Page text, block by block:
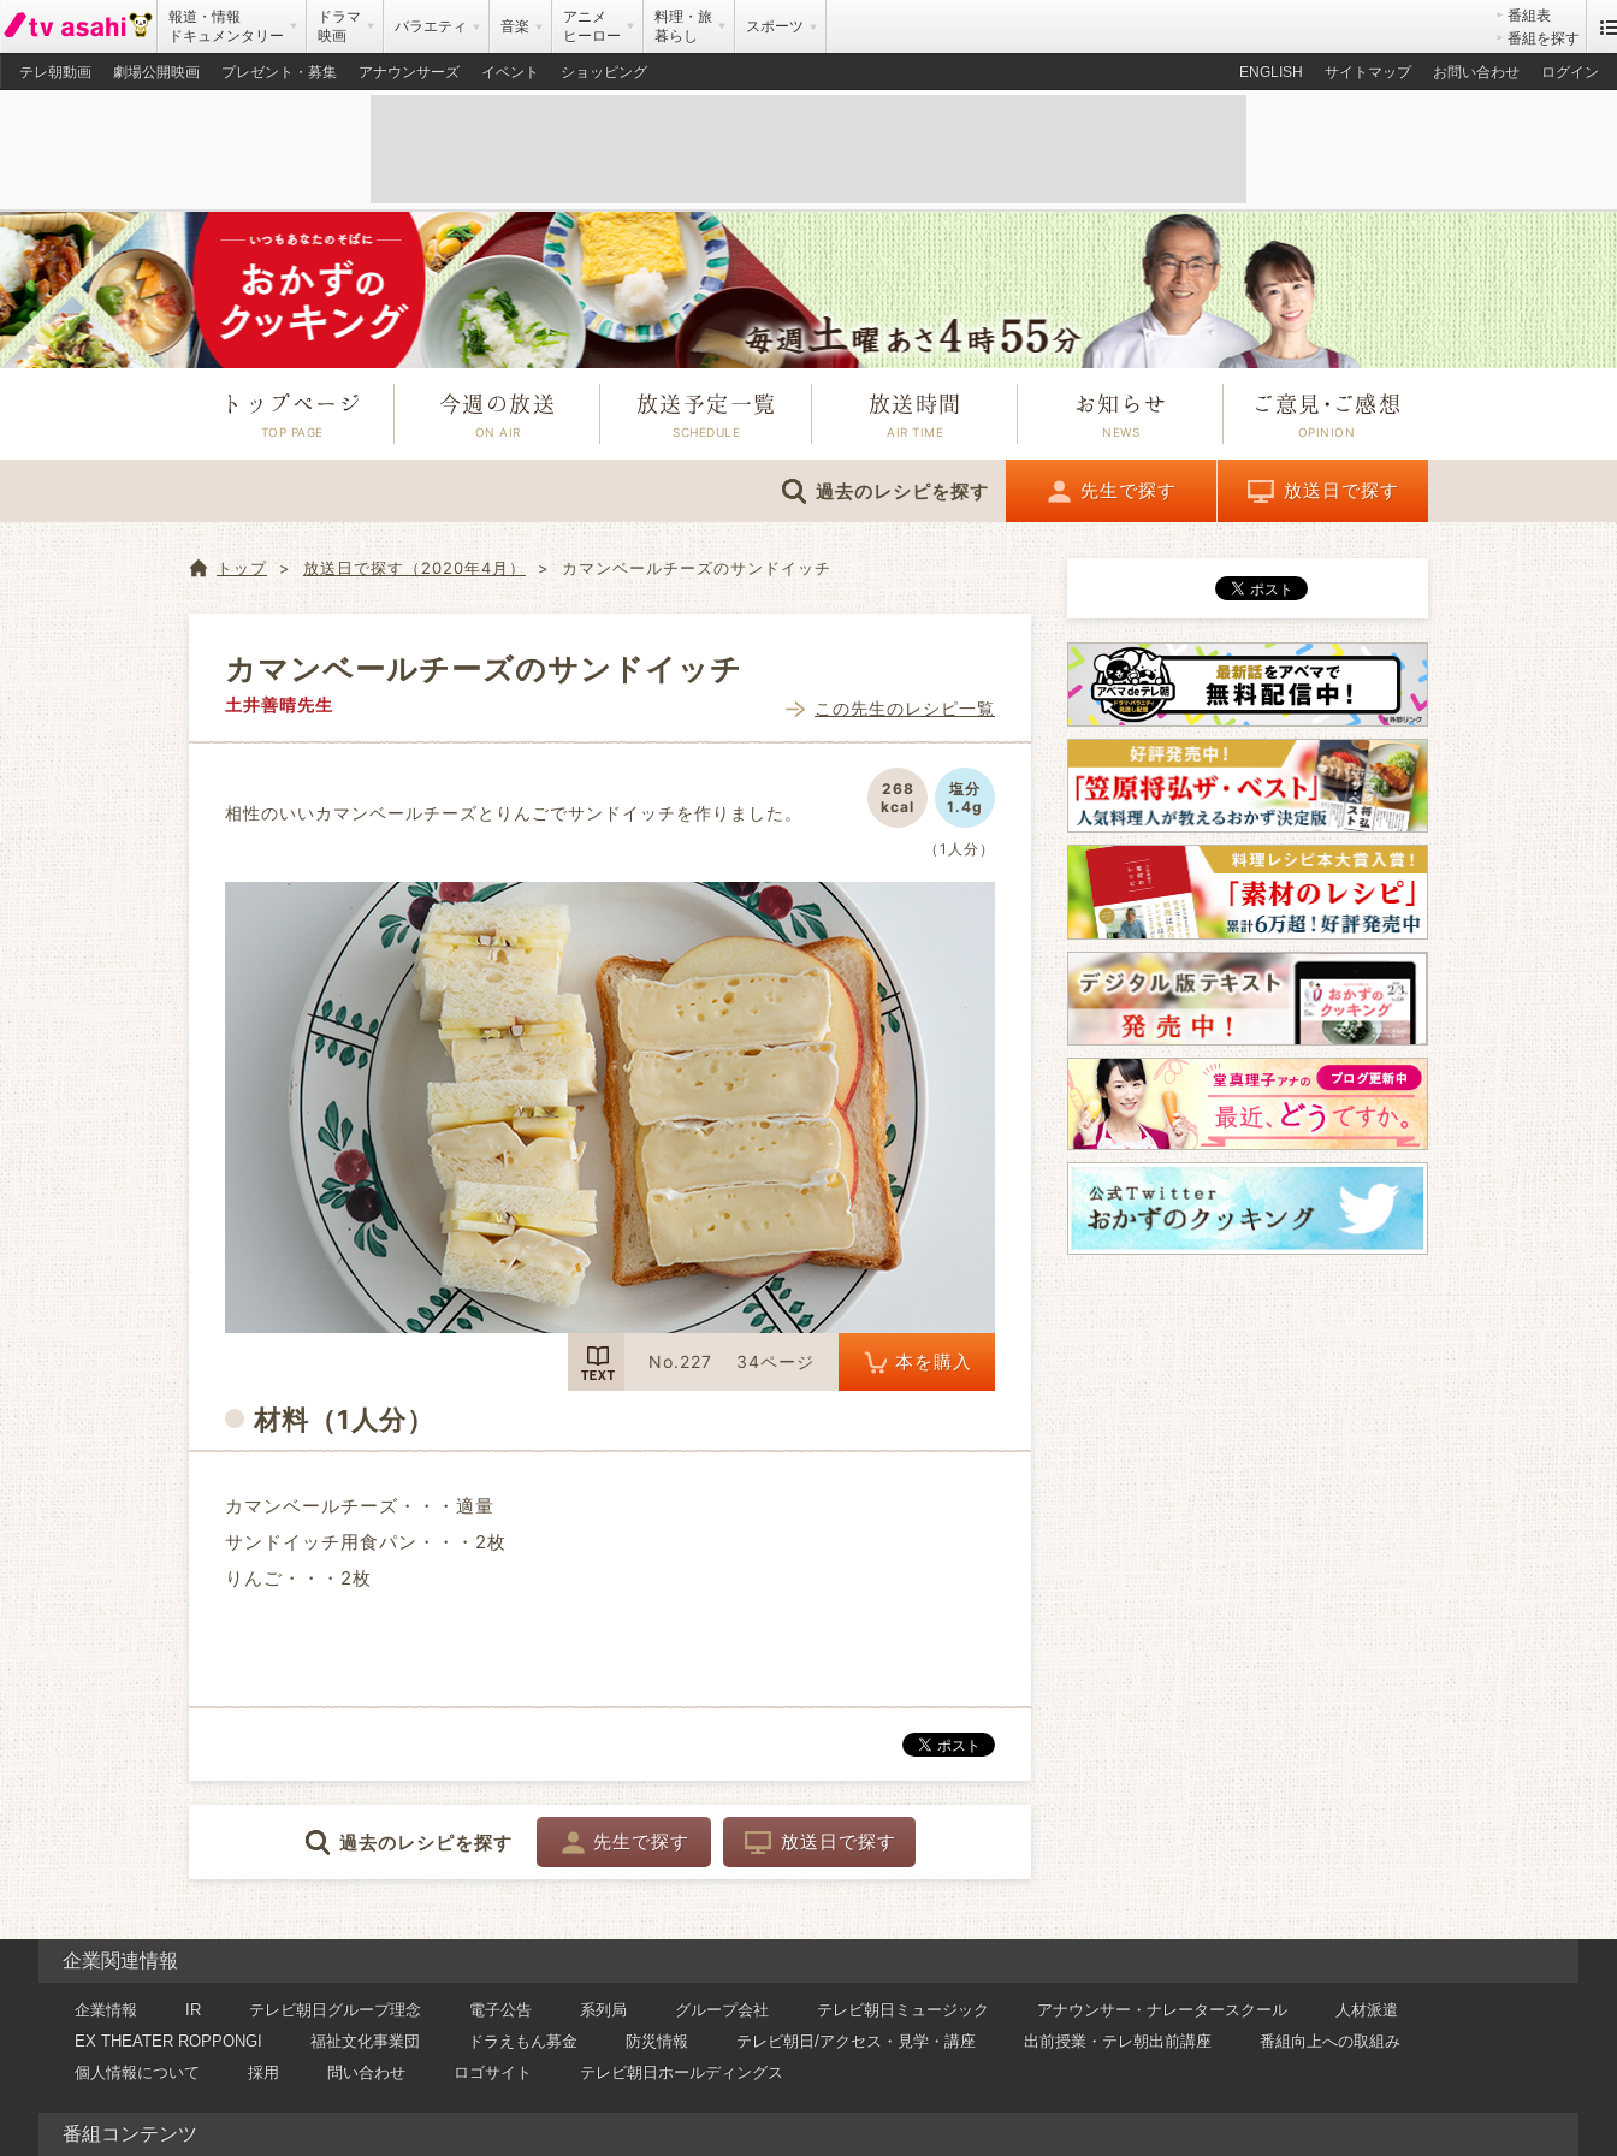
報道・情報
ドキュメンタリー
ドラマ
映画
バラエティ 音楽
アニメ
ヒーロー
料理・旅
暮らし
スポーツ
番組表
番組を探す
テレ朝動画
劇場公開映画 プレゼント・募集 アナウンサーズ イベント ショッピング ENGLISH サイトマップ お問い合わせ ログイン
トップページ 今週の放送 放送予定一覧 放送時間 お知らせ ご意見・ご感想
過去のレシピを探す 先生で探す 放送日で探す
トップ 放送日で探す（2020年4月） カマンベールチーズのサンドイッチ
カマンベールチーズのサンドイッチ
土井善晴先生 この先生のレシピ一覧
相性のいいカマンベールチーズとりんごでサンドイッチを作りました。
268
kcal
塩分
1.4g
（1人分）
No.227
34ページ 本を購入
材料 （1人分）
カマンベールチーズ・・・適量
サンドイッチ用食パン・・・2枚
りんご・・・2枚
過去のレシピを探す 先生で探す 放送日で探す
企業関連情報
企業情報 IR テレビ朝日グループ理念 電子公告 系列局 グループ会社 テレビ朝日ミュージック アナウンサー・ナレータースクール
人材派遣
EX THEATER ROPPONGI
福祉文化事業団 ドラえもん募金 防災情報 テレビ朝日/アクセス・見学・講座 出前授業・テレ朝出前講座
番組向上への取組み
個人情報について
採用 問い合わせ ロゴサイト テレビ朝日ホールディングス
番組コンテンツ